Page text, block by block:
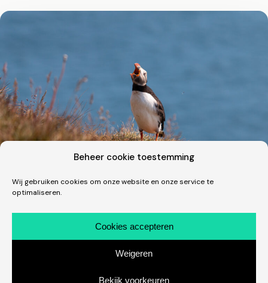
Beheer cookie toestemming
Wij gebruiken cookies om onze website en onze service te
optimaliseren.
Cookies accepteren
Weigeren
Bekijk voorkeuren
Een dik uur tussen de clowns in IJsland
Wat een fantastische beestjes zijn dit! Één van de
hoogtepunten van onze trip naar IJsland in juli was uiteraard